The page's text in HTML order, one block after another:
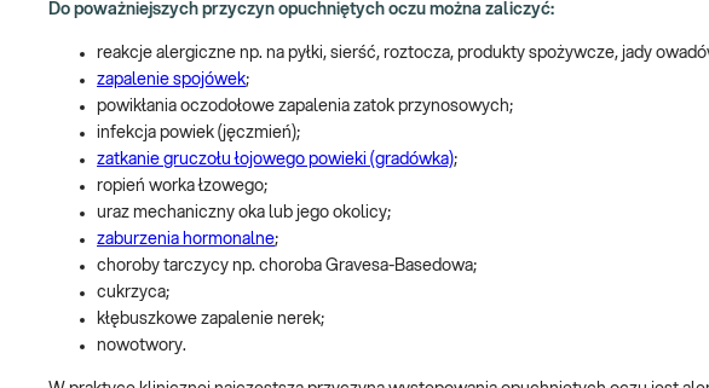
Do poważniejszych przyczyn opuchniętych oczu można zaliczyć:
reakcje alergiczne np. na pyłki, sierść, roztocza, produkty spożywcze, jady
zapalenie spojówek;
powikłania oczodołowe zapalenia zatok przynosowych;
infekcja powiek (jęczmień);
zatkanie gruczołu łojowego powieki (gradówka);
ropień worka łzowego;
uraz mechaniczny oka lub jego okolicy;
zaburzenia hormonalne;
choroby tarczycy np. choroba Gravesa-Basedowa;
cukrzyca;
kłębuszkowe zapalenie nerek;
nowotwory.